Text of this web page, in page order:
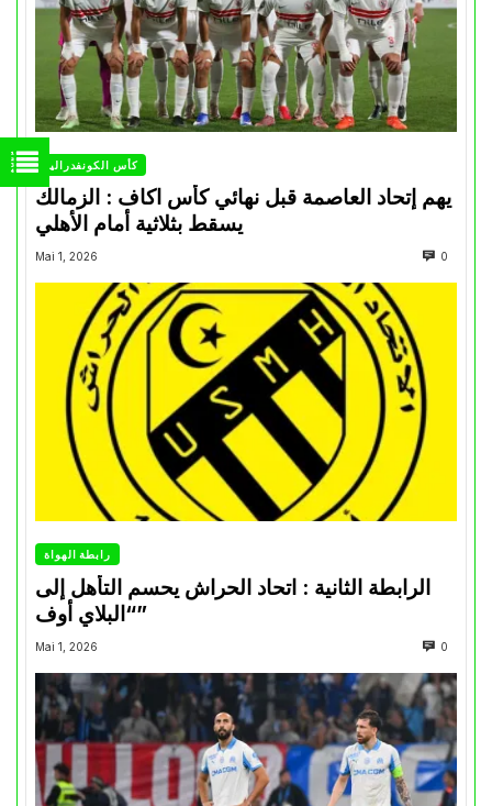
كأس الكونفدرالية
يهم إتحاد العاصمة قبل نهائي كأس اكاف : الزمالك
Mai 1, 2026 0
رابطة الهواة
الرابطة الثانية : اتحاد الحراش يحسم التأهل إلى
“البلاي أوف”
Mai 1, 2026 0